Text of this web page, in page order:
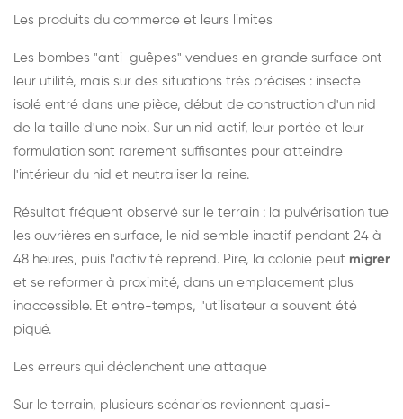
Les produits du commerce et leurs limites
Les bombes "anti-guêpes" vendues en grande surface ont
leur utilité, mais sur des situations très précises : insecte
isolé entré dans une pièce, début de construction d'un nid
de la taille d'une noix. Sur un nid actif, leur portée et leur
formulation sont rarement suffisantes pour atteindre
l'intérieur du nid et neutraliser la reine.
Résultat fréquent observé sur le terrain : la pulvérisation tue
les ouvrières en surface, le nid semble inactif pendant 24 à
48 heures, puis l'activité reprend. Pire, la colonie peut migrer
et se reformer à proximité, dans un emplacement plus
inaccessible. Et entre-temps, l'utilisateur a souvent été
piqué.
Les erreurs qui déclenchent une attaque
Sur le terrain, plusieurs scénarios reviennent quasi-